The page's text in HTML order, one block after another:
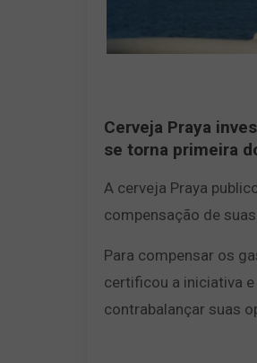
Cerveja Praya
se torna primeira
A cerveja Praya
compensação de
Para compensar os
certificou a iniciativa
contrabalançar suas